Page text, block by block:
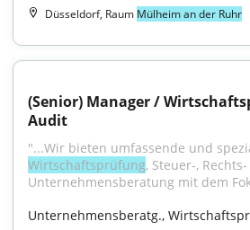
Düsseldorf, Raum Mülheim an der Ruhr
(Senior) Manager /
Audit
Wirtschaftsprüfung, Steuer-,
Unternehmensberatung mit dem
Unternehmensberatg.,